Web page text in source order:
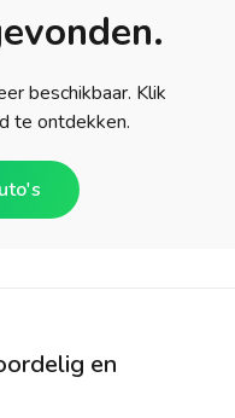
beschikbaar. Klik
te ontdekken.
en